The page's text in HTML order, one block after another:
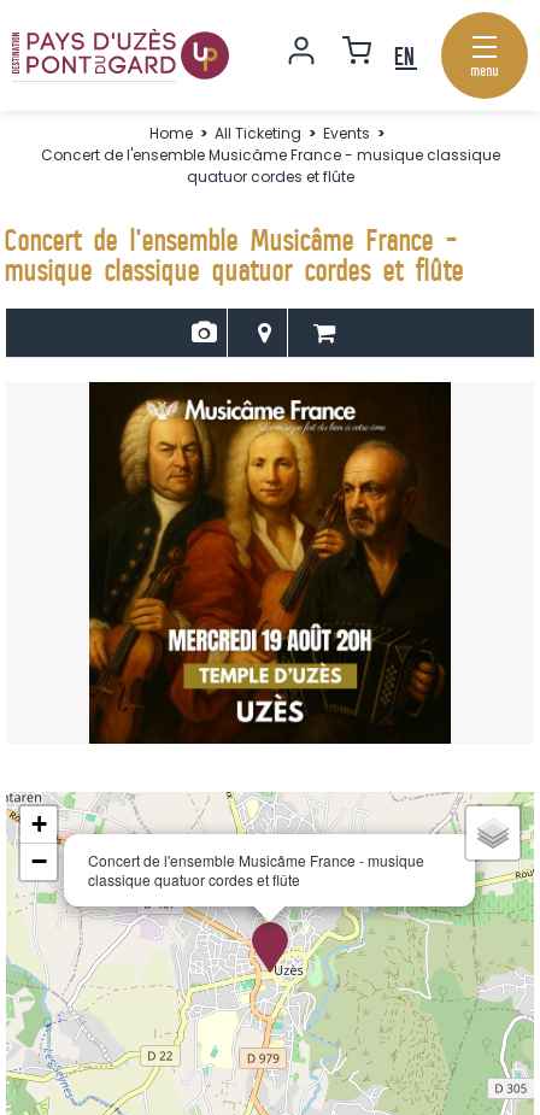
menu
Home > All Ticketing > Events >
Concert de l'ensemble Musicâme France - musique classique
quatuor cordes et flûte
Concert de l'ensemble Musicâme France -
musique classique quatuor cordes et flûte
Concert de l'ensemble Musicâme France - musique
classique quatuor cordes et flûte
+
−